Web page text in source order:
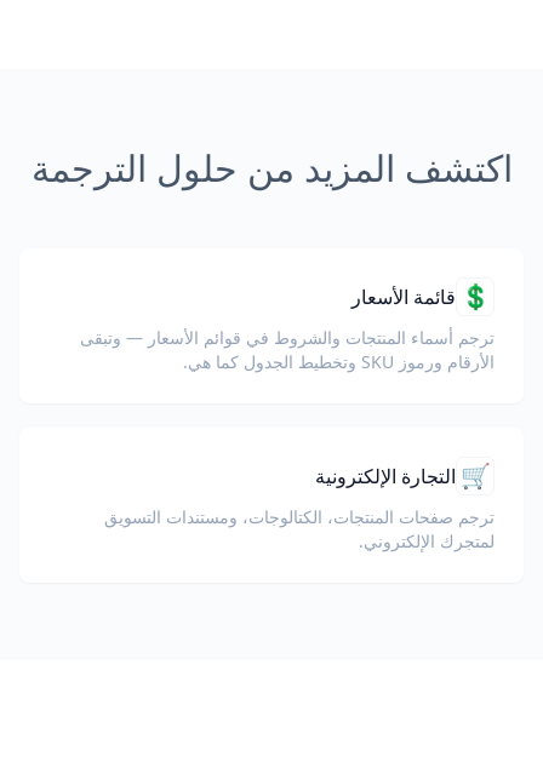
اكتشف المزيد من حلول الترجمة
💲 قائمة الأسعار
ترجم أسماء المنتجات والشروط في قوائم الأسعار — وتبقى
الأرقام ورموز SKU وتخطيط الجدول كما هي.
🛒 التجارة الإلكترونية
ترجم صفحات المنتجات، الكتالوجات، ومستندات التسويق
لمتجرك الإلكتروني.